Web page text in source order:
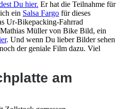
Du hier. Er hat die Teilnahme für
ein Salsa Fargo für dieses
Ur-Bikepacking-Fahrrad
Müller von Bike Bild, ein
. Und wenn Du lieber Bilder sehen
der geniale Film dazu. Viel
am